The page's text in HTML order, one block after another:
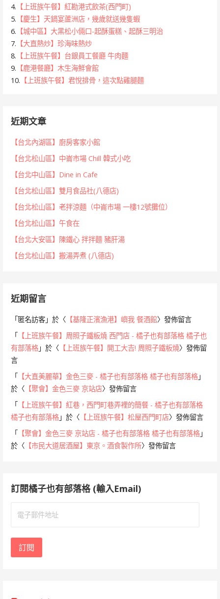
4. 【上班族午餐】紅勘港式飲茶(西門町)
5. 【慶生】天鍋宴蘆洲店，幾歲就送幾隻蝦
6. 【城中區】大黑松小倆口-起酥蛋糕、起酥三明治
7. 【大直熱炒】珍海味熱炒
8. 【上班族午餐】台銀員工餐廳 牛肉麵
9. 【鹿港餐廳】木生海鮮會館
10. 【上班族午餐】君悅排骨，這次點雞腿麵
近期文章
【台北內湖區】廚房客家小館
【台北松山區】中崙市場 Chill 韓式小吃
【台北中山區】Dine in Cafe
【台北松山區】雙月食品社(八德店)
【台北松山區】老拌涼麵（中崙市場 一樓12號攤位）
【台北松山區】午食在
【台北大安區】陳鐵心 拌拌麵 豬肝湯
【台北松山區】搬湯弄煮 (八德店)
近期留言
「匿名訪客 」於〈 【基隆正濱漁港】嶼我 餐酒館〉發佈留言
「 【上班族午餐】周照子鐵板燒 西門店 - 橘子也有部落格 橘子也
有部落格 」於〈 【上班族午餐】開工大吉! 周照子鐵板燒〉發佈留
言
「 【大直美麗華】金色三麥 - 橘子也有部落格 橘子也有部落格 」
於〈 【聚會】金色三麥 京站店〉發佈留言
「 【上班族午餐】紅巷，西門町巷弄裡的簡餐 - 橘子也有部落格
橘子也有部落格 」於〈 【上班族午餐】松屋西門町店〉發佈留言
「 【聚會】金色三麥 京站店 - 橘子也有部落格 橘子也有部落格 」
於〈 【市民大道居酒屋】東京。酒食製作所〉發佈留言
訂閱橘子也有部落格 (輸入Email)
地
訂閱